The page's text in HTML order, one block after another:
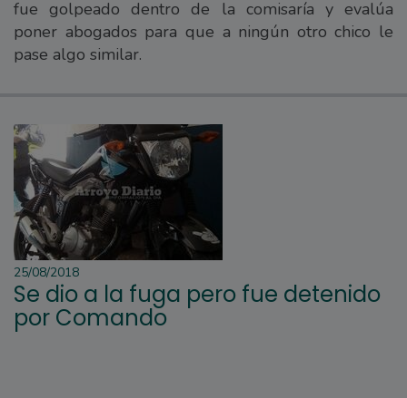
fue golpeado dentro de la comisaría y evalúa
poner abogados para que a ningún otro chico le
pase algo similar.
25/08/2018
Se dio a la fuga pero fue detenido
por Comando